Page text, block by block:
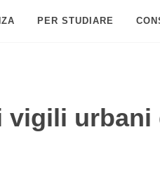
PER STUDIARE
vigili urbani